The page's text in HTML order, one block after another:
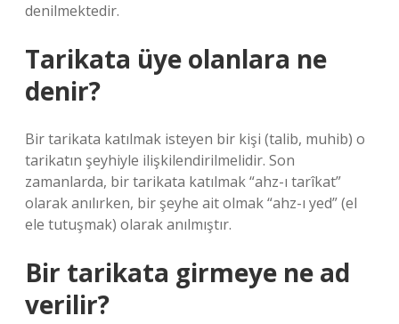
denilmektedir.
Tarikata üye olanlara ne
denir?
Bir tarikata katılmak isteyen bir kişi (talib, muhib) o
tarikatın şeyhiyle ilişkilendirilmelidir. Son
zamanlarda, bir tarikata katılmak “ahz-ı tarîkat”
olarak anılırken, bir şeyhe ait olmak “ahz-ı yed” (el
ele tutuşmak) olarak anılmıştır.
Bir tarikata girmeye ne ad
verilir?